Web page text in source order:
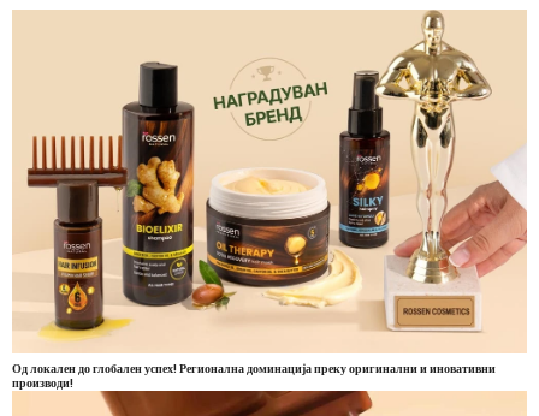
Од локален до глобален успех! Регионална доминација преку оригинални и иновативни
производи!